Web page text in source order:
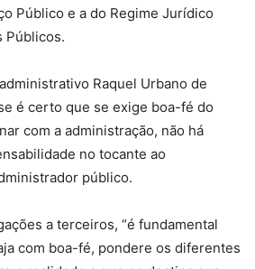
Público e a do Regime Jurídico
Públicos.
Raquel Urbano de
é certo que se exige boa-fé do
com a administração, não há
no tocante ao
público.
a terceiros, “é fundamental
com boa-fé, pondere os diferentes